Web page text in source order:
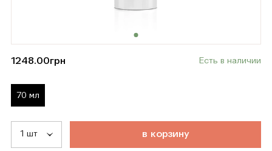
1248.00грн Есть в наличии
70 мл
в корзину